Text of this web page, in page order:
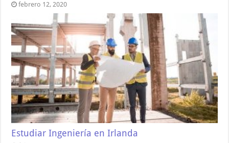
febrero 12, 2020
Estudiar Ingeniería en Irlanda